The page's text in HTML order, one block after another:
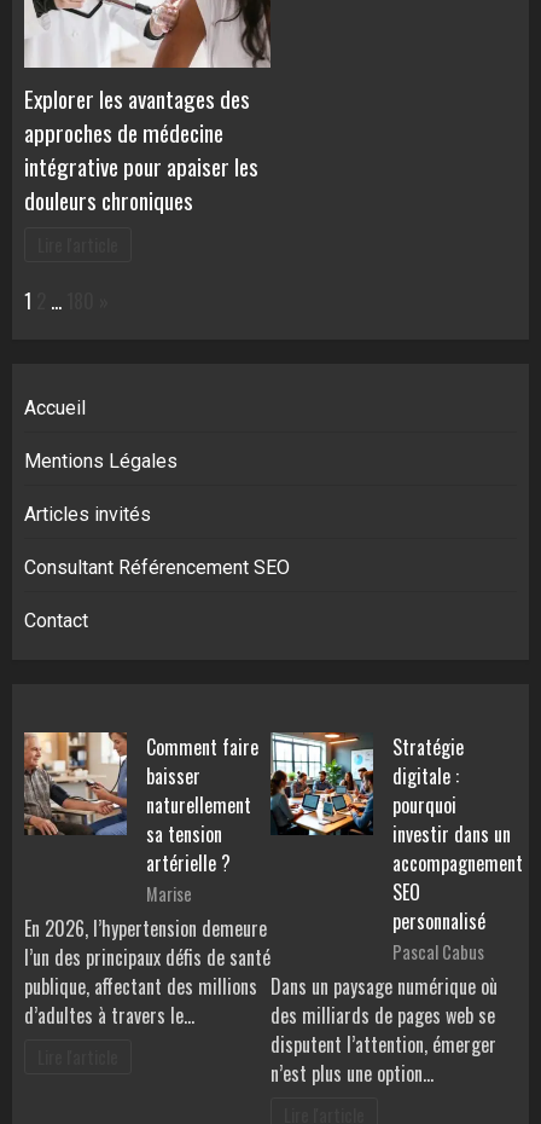
Explorer les avantages des
approches de médecine
intégrative pour apaiser les
douleurs chroniques
Page:
1 …
Accueil
Mentions Légales
Articles invités
Consultant Référencement SEO
Contact
Comment faire
baisser
naturellement
sa tension
artérielle ?
Marise
En 2026, l’hypertension demeure
l’un des principaux défis de santé
publique, affectant des millions
d’adultes à travers le…
Stratégie
digitale :
pourquoi
investir dans un
accompagnement
SEO
personnalisé
Pascal Cabus
Dans un paysage numérique où
des milliards de pages web se
disputent l’attention, émerger
n’est plus une option…